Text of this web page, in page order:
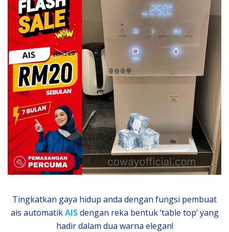
Tingkatkan gaya hidup anda dengan fungsi pembuat
ais automatikAISdengan reka bentuk ‘table top’ yang
hadir dalam dua warna elegan!